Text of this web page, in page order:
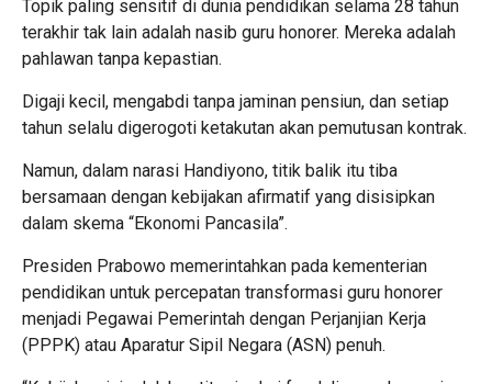
Topik paling sensitif di dunia pendidikan selama 28 tahun
terakhir tak lain adalah nasib guru honorer. Mereka adalah
pahlawan tanpa kepastian.
Digaji kecil, mengabdi tanpa jaminan pensiun, dan setiap
tahun selalu digerogoti ketakutan akan pemutusan kontrak.
Namun, dalam narasi Handiyono, titik balik itu tiba
bersamaan dengan kebijakan afirmatif yang disisipkan
dalam skema “Ekonomi Pancasila”.
Presiden Prabowo memerintahkan pada kementerian
pendidikan untuk percepatan transformasi guru honorer
menjadi Pegawai Pemerintah dengan Perjanjian Kerja
(PPPK) atau Aparatur Sipil Negara (ASN) penuh.